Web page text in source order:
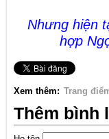
Nhưng hiện
hợp
Xem thêm: Trang
Thêm bình